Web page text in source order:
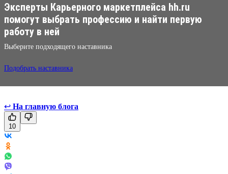
Эксперты Карьерного маркетплейса hh.ru
помогут выбрать профессию и найти первую
работу в ней
Выберите подходящего наставника
Подобрать наставника
↩ На главную блога
10